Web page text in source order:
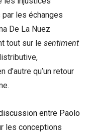
les échanges
De La Nuez
tout sur le sentiment
d’autre qu’un retour
entre Paolo
les conceptions